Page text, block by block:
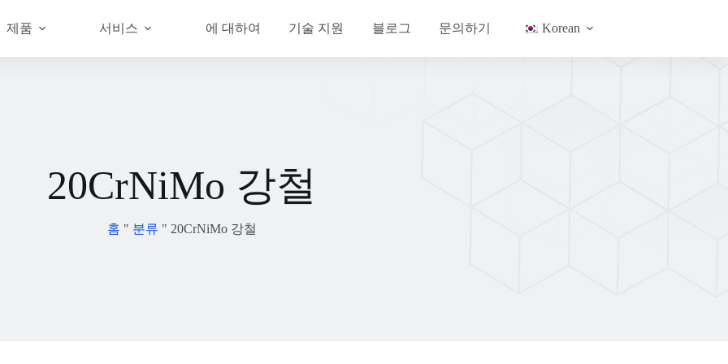
제품 서비스 에 대하여 기술 지원 블로그 문의하기 Korean
20CrNiMo 강철
홈 " 분류 " 20CrNiMo 강철